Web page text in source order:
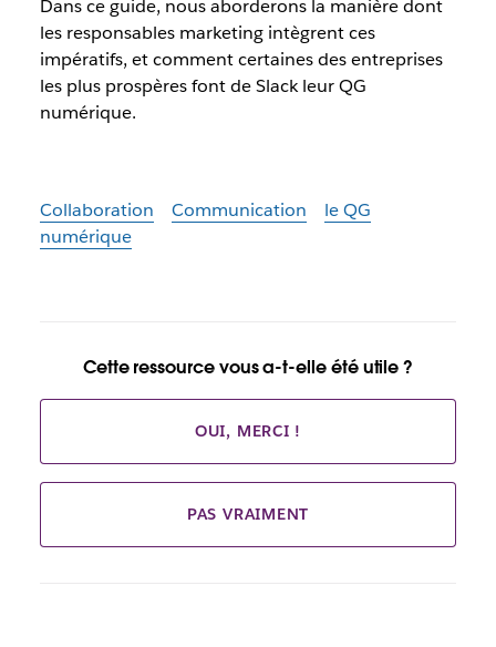
Dans ce guide, nous aborderons la manière dont
les responsables marketing intègrent ces
impératifs, et comment certaines des entreprises
les plus prospères font de Slack leur QG
numérique.
Collaboration Communication
le QG
numérique
Cette ressource vous a-t-elle été utile ?
OUI, MERCI !
PAS VRAIMENT